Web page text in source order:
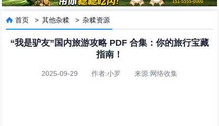
 首页 >其他杂糅 >杂糅资源
“我是驴友”国内旅游攻略 PDF 合集：你的旅行宝藏
指南！
2025-09-29 作者:小罗 来源:网络收集